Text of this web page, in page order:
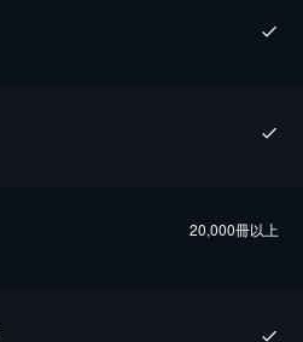
20,000冊以上